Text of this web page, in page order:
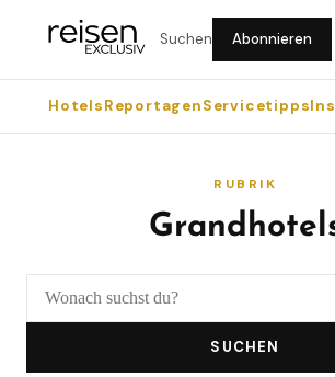
Suchen Abonnieren
HotelsReportagenServicetipps
RUBRIK
SUCHEN